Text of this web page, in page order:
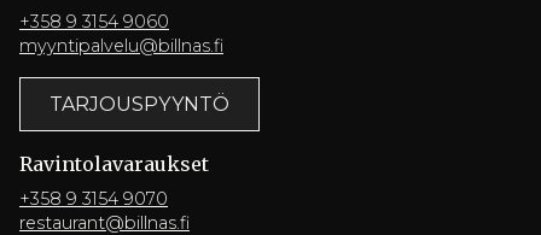
+358 9 3154 9060
myyntipalvelu@billnas.fi
TARJOUSPYYNTÖ
Ravintola­varaukset
+358 9 3154 9070
restaurant@billnas.fi